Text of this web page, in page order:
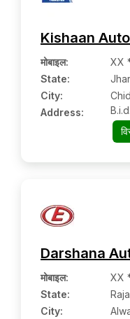
Kishaan
मोबाइल:
XX
State:
City:
Address:
Darshana
मोबाइल:
XX
State:
City: